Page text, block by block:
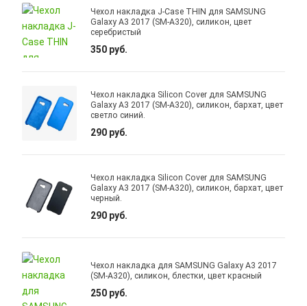
Чехол накладка J-Case THIN для SAMSUNG
Galaxy A3 2017 (SM-A320), силикон, цвет
серебристый
350 руб.
Чехол накладка Silicon Cover для SAMSUNG
Galaxy A3 2017 (SM-A320), силикон, бархат, цвет
светло синий.
290 руб.
Чехол накладка Silicon Cover для SAMSUNG
Galaxy A3 2017 (SM-A320), силикон, бархат, цвет
черный.
290 руб.
Чехол накладка для SAMSUNG Galaxy A3 2017
(SM-A320), силикон, блестки, цвет красный
250 руб.